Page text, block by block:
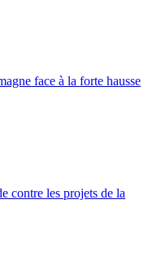
face à la forte hausse
contre les projets de la